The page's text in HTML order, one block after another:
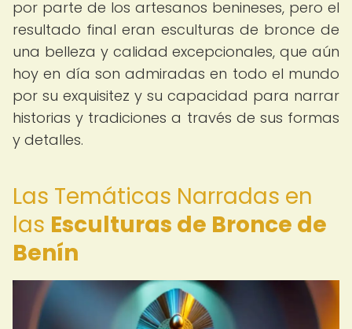
por parte de los artesanos benineses, pero el
resultado final eran esculturas de bronce de
una belleza y calidad excepcionales, que aún
hoy en día son admiradas en todo el mundo
por su exquisitez y su capacidad para narrar
historias y tradiciones a través de sus formas
y detalles.
Las Temáticas Narradas en
las Esculturas de Bronce de
Benín